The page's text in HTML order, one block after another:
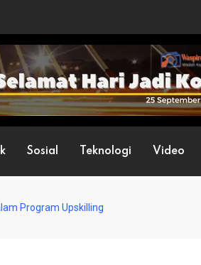
Sosial Teknologi Video
Program Upskilling